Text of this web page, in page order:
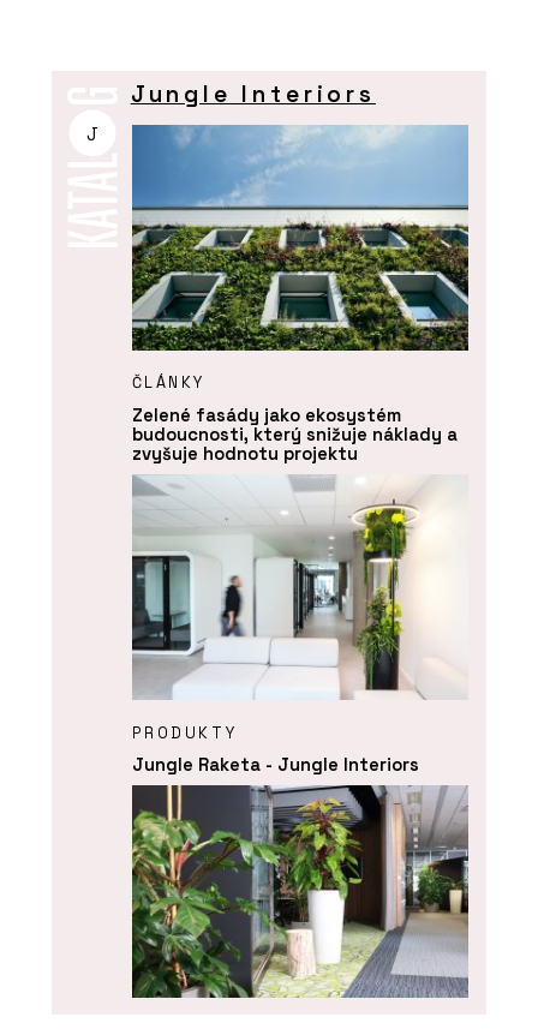
J
Jungle Interiors
ČLÁNKY
Zelené fasády jako ekosystém
budoucnosti, který snižuje náklady a
zvyšuje hodnotu projektu
PRODUKTY
Jungle Raketa - Jungle Interiors